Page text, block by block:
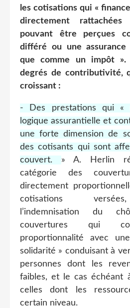
les cotisations qui «
directement
pouvant être perçues
différé ou une
que comme un impôt
degrés de contributivité,
croissant :
- Des prestations qui «
logique assurantielle et
une forte dimension de
des cotisants qui sont
couvert. » A. Herlin
catégorie des
directement
cotisations
l’indemnisation du
couvertures qui
proportionnalité avec
solidarité » conduisant à
personnes dont les
faibles, et le cas échéant
celles dont les
certain niveau.